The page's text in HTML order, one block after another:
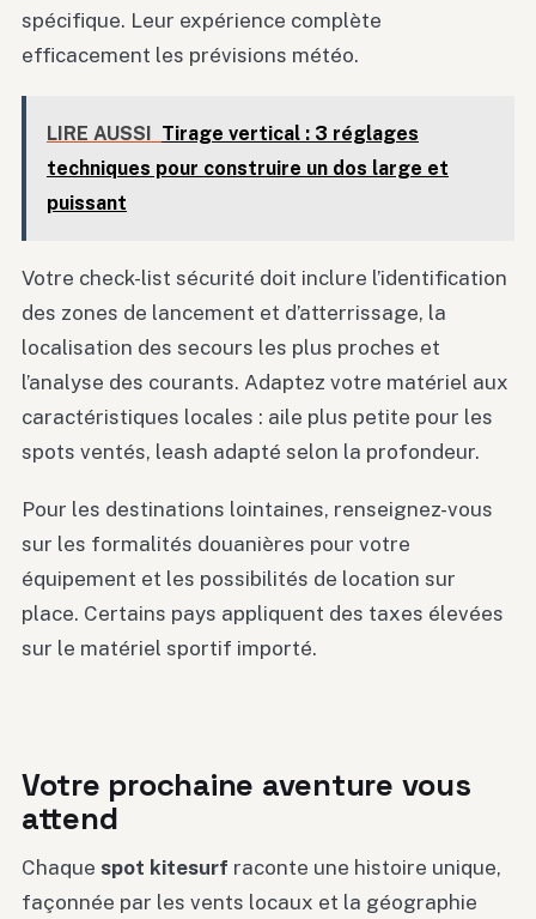
spécifique. Leur expérience complète
efficacement les prévisions météo.
LIRE AUSSI Tirage vertical : 3 réglages
techniques pour construire un dos large et
puissant
Votre check-list sécurité doit inclure l’identification
des zones de lancement et d’atterrissage, la
localisation des secours les plus proches et
l’analyse des courants. Adaptez votre matériel aux
caractéristiques locales : aile plus petite pour les
spots ventés, leash adapté selon la profondeur.
Pour les destinations lointaines, renseignez-vous
sur les formalités douanières pour votre
équipement et les possibilités de location sur
place. Certains pays appliquent des taxes élevées
sur le matériel sportif importé.
Votre prochaine aventure vous
attend
Chaque spot kitesurf raconte une histoire unique,
façonnée par les vents locaux et la géographie